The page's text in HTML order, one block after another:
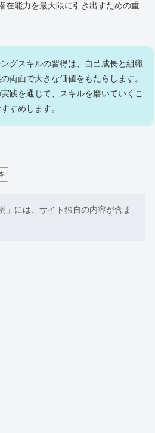
在能力を最大限に引き出すための重
ングスキルの習得は、自己成長と組織
両面で大きな価値をもたらします。
践を通じて、スキルを磨いていくこ
すめします。
」には、サイト独自の内容が含ま